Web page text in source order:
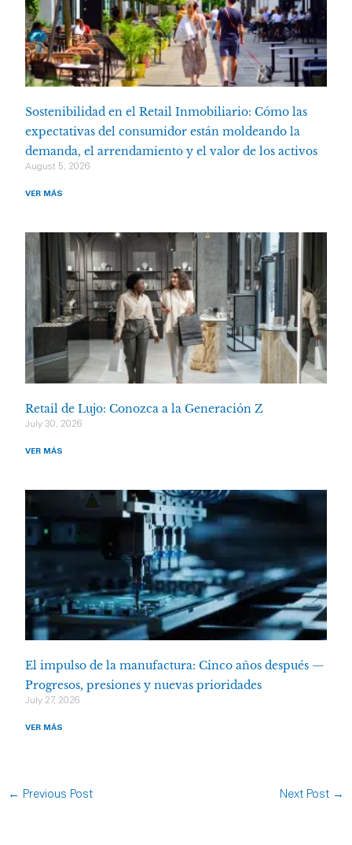
Sostenibilidad en el Retail Inmobiliario: Cómo las
expectativas del consumidor están moldeando la
demanda, el arrendamiento y el valor de los activos
August 5, 2026
VER MÁS
Retail de Lujo: Conozca a la Generación Z
July 30, 2026
VER MÁS
El impulso de la manufactura: Cinco años después —
Progresos, presiones y nuevas prioridades
July 27, 2026
VER MÁS
← Previous Post Next Post →